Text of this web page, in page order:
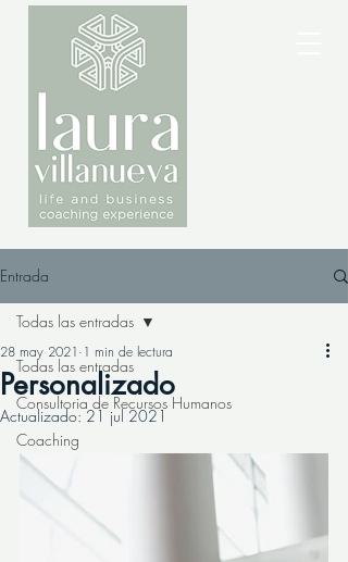
Entrada
Todas las entradas
Consultoria de Recursos Humanos
Coaching
Todas las entradas
Personalizado
28 may 2021 1 min de lectura
Actualizado:21 jul 2021